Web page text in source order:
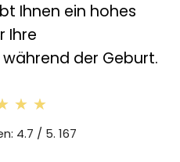
Ihnen ein hohes
Ihre
der Geburt.
4.7 / 5. 167